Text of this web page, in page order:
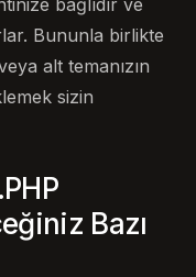
Bununla birlikte
alt temanızın
sizin
Bazı